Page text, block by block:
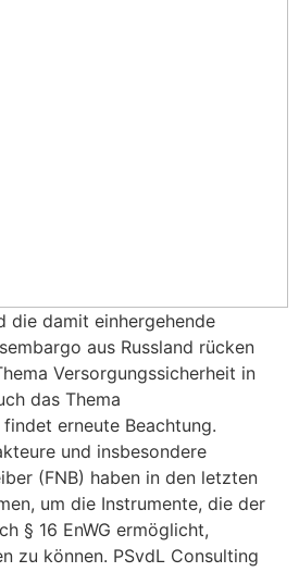
die damit einhergehende
aus Russland rücken
Versorgungssicherheit in
das Thema
erneute Beachtung.
und insbesondere
(FNB) haben in den letzten
um die Instrumente, die der
§ 16 EnWG ermöglicht,
zu können. PSvdL Consulting